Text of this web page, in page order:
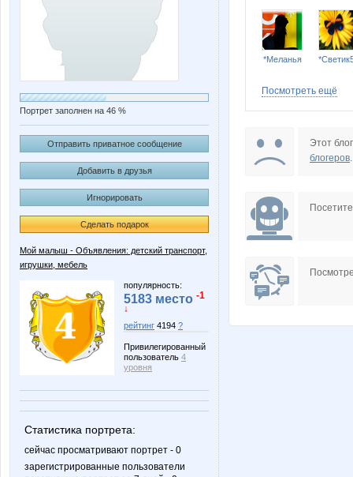
Портрет заполнен на 46 %
Отправить приватное сообщение
Добавить в друзья
Игнорировать
Сделать подарок
Мой малыш - Объявления: детский транспорт,
игрушки, мебель
популярность:
5183 место -1
↓
рейтинг 4194 ?
Привилегированный
пользователь 4
уровня
Статистика портрета:
сейчас просматривают портрет - 0
зарегистрированные пользователи
*Меланья
Sakur@
Посмотреть ещё
Этот
блогеров.